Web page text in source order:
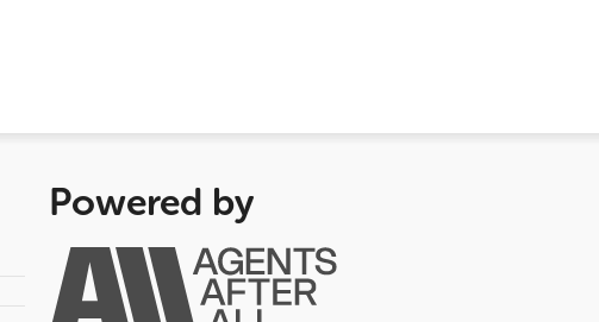
Powered by